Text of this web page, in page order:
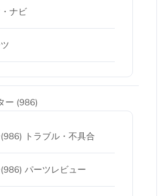
ナビ
ー (986)
トラブル・不具合
パーツレビュー